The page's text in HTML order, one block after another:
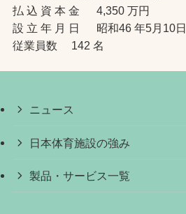
払 込 資 本 金 4,350 万円
設 立 年 月 日 昭和46 年5月10日
従業員数 142 名
ニュース
日本体育施設の強み
製品・サービス一覧